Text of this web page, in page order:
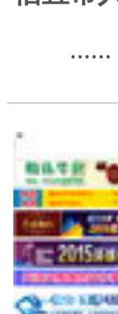
......